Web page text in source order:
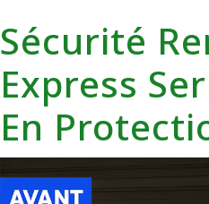
Sécurité
Express
En